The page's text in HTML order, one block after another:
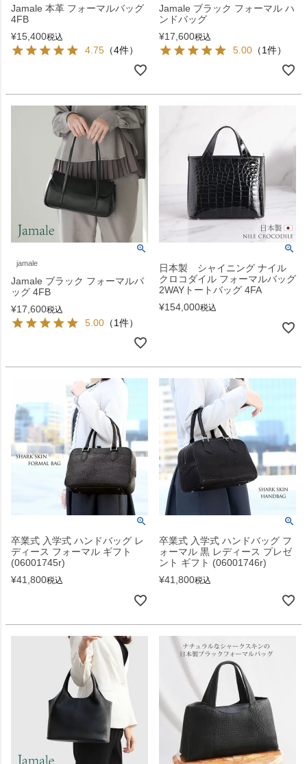
Jamale 本革 フォーマルバッグ
4FB
¥15,400税込
4.75 （4件）
Jamale ブラック フォーマル ハ
ンドバッグ
¥17,600税込
5.00 （1件）
jamale
Jamale ブラック フォーマルバ
ッグ 4FB
¥17,600税込
5.00 （1件）
日本製 シャイニング ナイル
クロコダイル フォーマルバッグ
2WAYトートバッグ 4FA
¥154,000税込
卒業式 入学式 ハンドバッグ レ
ディース フォーマル ギフト
(06001745r)
¥41,800税込
卒業式 入学式 ハンドバッグ フ
ォーマル 黒 レディース プレゼ
ント ギフト (06001746r)
¥41,800税込